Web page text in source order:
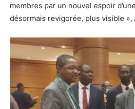
membres par un nouvel espoir
désormais revigorée, plus visible »,